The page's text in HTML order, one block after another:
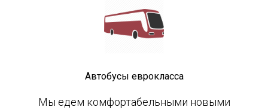
Автобусы еврокласса
Мы едем комфортабельными новыми